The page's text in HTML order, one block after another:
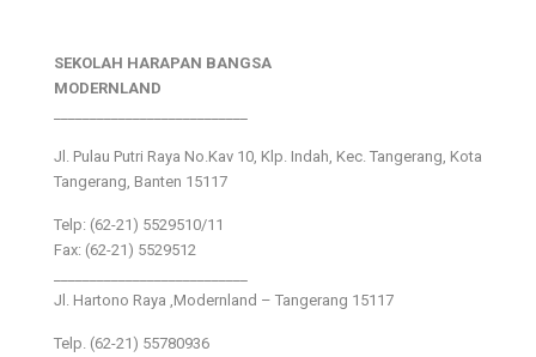
SEKOLAH HARAPAN BANGSA
MODERNLAND
Jl. Pulau Putri Raya No.Kav 10, Klp. Indah, Kec. Tangerang, Kota
Tangerang, Banten 15117
Telp: (62-21) 5529510/11
Fax: (62-21) 5529512
Jl. Hartono Raya ,Modernland – Tangerang 15117
Telp. (62-21) 55780936